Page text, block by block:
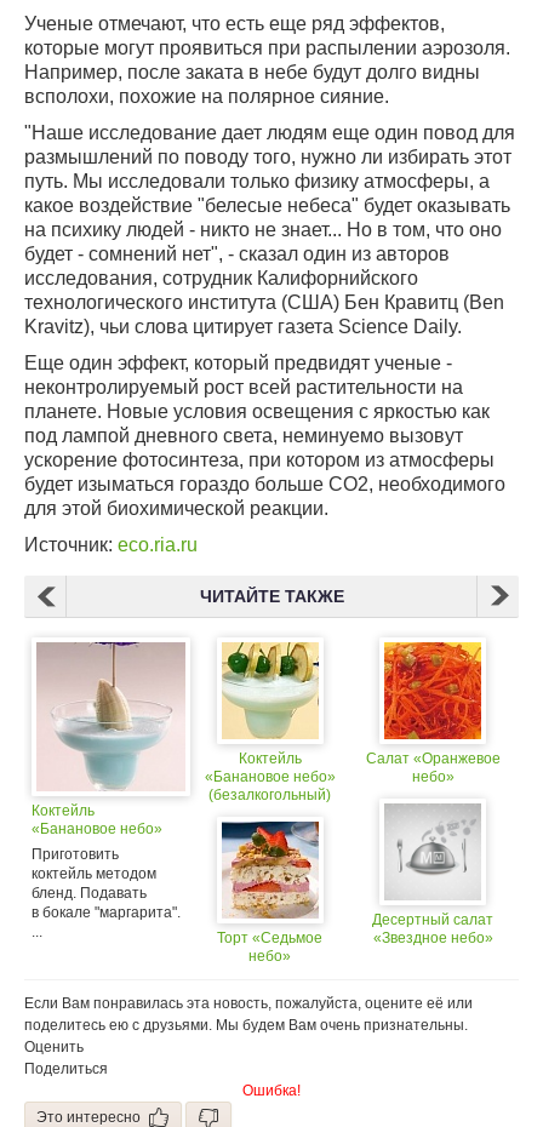
Ученые отмечают, что есть еще ряд эффектов,
которые могут проявиться при распылении аэрозоля.
Например, после заката в небе будут долго видны
всполохи, похожие на полярное сияние.
"Наше исследование дает людям еще один повод для
размышлений по поводу того, нужно ли избирать этот
путь. Мы исследовали только физику атмосферы, а
какое воздействие "белесые небеса" будет оказывать
на психику людей - никто не знает... Но в том, что оно
будет - сомнений нет", - сказал один из авторов
исследования, сотрудник Калифорнийского
технологического института (США) Бен Кравитц (Ben
Kravitz), чьи слова цитирует газета Science Daily.
Еще один эффект, который предвидят ученые -
неконтролируемый рост всей растительности на
планете. Новые условия освещения с яркостью как
под лампой дневного света, неминуемо вызовут
ускорение фотосинтеза, при котором из атмосферы
будет изыматься гораздо больше СО2, необходимого
для этой биохимической реакции.
Источник: eco.ria.ru
ЧИТАЙТЕ ТАКЖЕ
Коктейль
«Банановое небо»
Приготовить
коктейль методом
бленд. Подавать
в бокале "маргарита".
...
Коктейль
«Банановое небо»
(безалкогольный)
Торт «Седьмое
небо»
Салат «Оранжевое
небо»
Десертный салат
«Звездное небо»
Если Вам понравилась эта новость, пожалуйста, оцените её или
поделитесь ею с друзьями. Мы будем Вам очень признательны.
Оценить
Поделиться
Ошибка!
Это интересно